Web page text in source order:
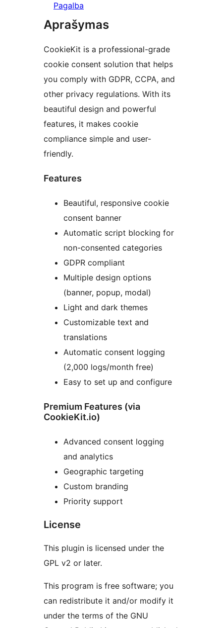
Pagalba
Aprašymas
CookieKit is a professional-grade
cookie consent solution that helps
you comply with GDPR, CCPA, and
other privacy regulations. With its
beautiful design and powerful
features, it makes cookie
compliance simple and user-
friendly.
Features
Beautiful, responsive cookie
consent banner
Automatic script blocking for
non-consented categories
GDPR compliant
Multiple design options
(banner, popup, modal)
Light and dark themes
Customizable text and
translations
Automatic consent logging
(2,000 logs/month free)
Easy to set up and configure
Premium Features (via
CookieKit.io)
Advanced consent logging
and analytics
Geographic targeting
Custom branding
Priority support
License
This plugin is licensed under the
GPL v2 or later.
This program is free software; you
can redistribute it and/or modify it
under the terms of the GNU